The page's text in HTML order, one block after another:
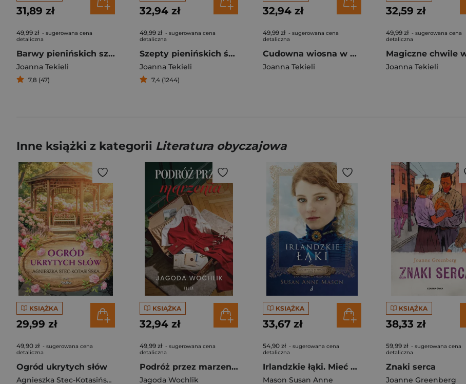
31,89 zł
49,99 zł - sugerowana cena
detaliczna
Barwy pienińskich szczytów
Joanna Tekieli
7,8 (47)
32,94 zł
49,99 zł - sugerowana cena
detaliczna
Szepty pienińskich ścieżek
Joanna Tekieli
7,4 (1244)
32,94 zł
49,99 zł - sugerowana cena
detaliczna
Cudowna wiosna w Olszowym Jarze
Joanna Tekieli
32,59 zł
49,99 zł - sugerowana cena
detaliczna
Joanna Tekieli
Inne książki z kategorii Literatura obyczajowa
KSIĄŻKA
29,99 zł
49,90 zł - sugerowana cena
detaliczna
Ogród ukrytych słów
Agnieszka Stec-Kotasińska
KSIĄŻKA
32,94 zł
49,99 zł - sugerowana cena
detaliczna
Podróż przez marzenia
Jagoda Wochlik
KSIĄŻKA
33,67 zł
54,90 zł - sugerowana cena
detaliczna
Irlandzkie łąki. Mieć odwagę by marzyć. Tom 1 wyd. 2026
Mason Susan Anne
KSIĄŻKA
38,33 zł
59,99 zł - sugerowana cena
detaliczna
Znaki serca
Joanne Greenberg